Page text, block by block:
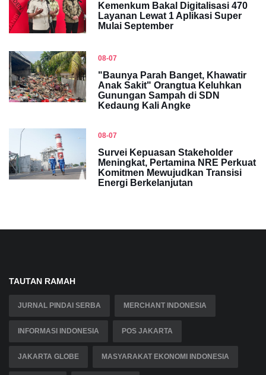
Kemenkum Bakal Digitalisasi 470
Layanan Lewat 1 Aplikasi Super
Mulai September
08-07
"Baunya Parah Banget, Khawatir
Anak Sakit" Orangtua Keluhkan
Gunungan Sampah di SDN
Kedaung Kali Angke
08-07
Survei Kepuasan Stakeholder
Meningkat, Pertamina NRE Perkuat
Komitmen Mewujudkan Transisi
Energi Berkelanjutan
TAUTAN RAMAH
JURNAL PINDAI SERBA MERCHANT INDONESIA
INFORMASI INDONESIA POS JAKARTA
JAKARTA GLOBE MASYARAKAT EKONOMI INDONESIA